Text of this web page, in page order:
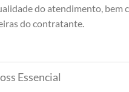
do atendimento, bem
do contratante.
Essencial